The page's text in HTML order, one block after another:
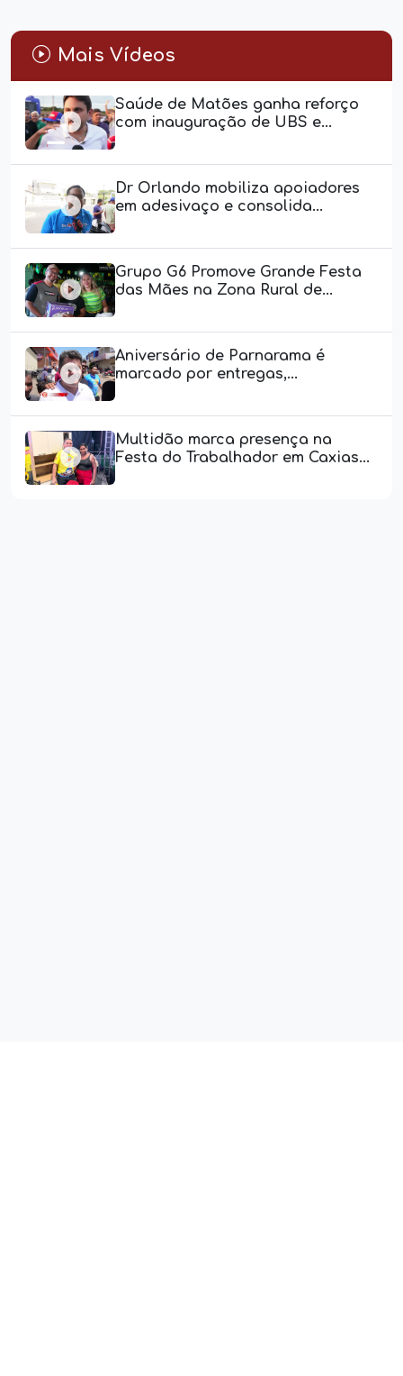
Mais Vídeos
Saúde de Matões ganha reforço
com inauguração de UBS e...
Dr Orlando mobiliza apoiadores
em adesivaço e consolida...
Grupo G6 Promove Grande Festa
das Mães na Zona Rural de...
Aniversário de Parnarama é
marcado por entregas,...
Multidão marca presença na
Festa do Trabalhador em Caxias...